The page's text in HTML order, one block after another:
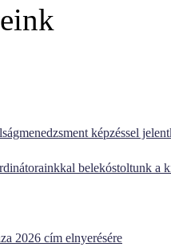
képzéssel
belekóstoltunk a
2026 cím elnyerésére